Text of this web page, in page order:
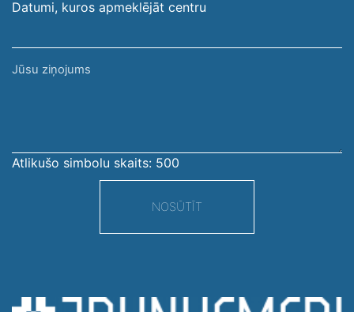
Datumi, kuros apmeklējāt centru
Jūsu
Atlikušo simbolu skaits: 500
NOSŪTĪT